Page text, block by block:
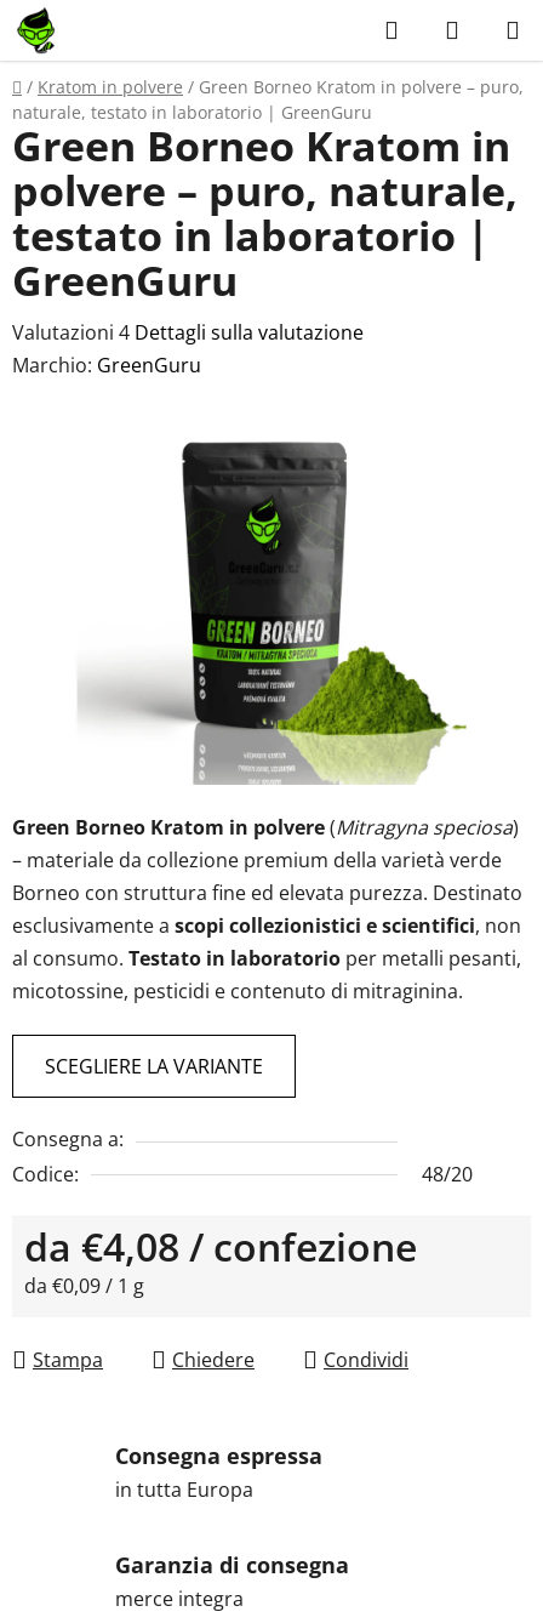
Vai
contenuto
Ricerca
DELLA
Casa
/ Kratom in polvere / Green Borneo Kratom in polvere – puro,
naturale, testato in laboratorio | GreenGuru
Green Borneo Kratom in polvere(Mitragyna speciosa)
– materiale da collezione premium della varietà verde
Borneo con struttura fine ed elevata purezza. Destinato
esclusivamente a scopi collezionistici e scientifici, non
al consumo. Testato in laboratorio per metalli pesanti,
micotossine, pesticidi e contenuto di mitraginina.
SCEGLIERE LA VARIANTE
Consegna a:
Codice:
48/20
da €4,08 / confezione
Prezzo della misura:
da €0,09 / 1 g
Stampa Chiedere Condividi
Green Borneo Kratom in
polvere – puro, naturale,
testato in laboratorio |
GreenGuru
La
valutazione
Valutazioni 4 Dettagli sulla valutazione
Marchio: GreenGuru
Consegna espressa
in tutta Europa
Garanzia di consegna
merce integra